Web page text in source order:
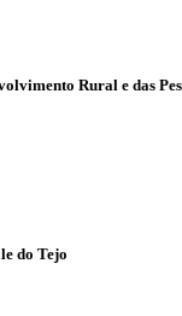
Rural e das
do Tejo